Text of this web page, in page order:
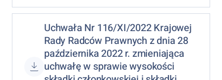
Uchwała Nr 116/XI/2022 Krajowej
Rady Radców Prawnych z dnia 28
października 2022 r. zmieniająca
uchwałę w sprawie wysokości